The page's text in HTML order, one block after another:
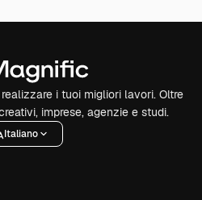
i tuoi migliori lavori. Oltre
imprese, agenzie e studi.
Italiano